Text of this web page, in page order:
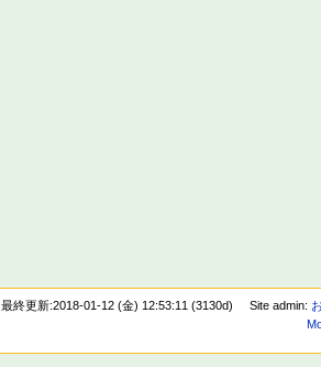
最終更新:2018-01-12 (金) 12:53:11 (3130d) Site admin: